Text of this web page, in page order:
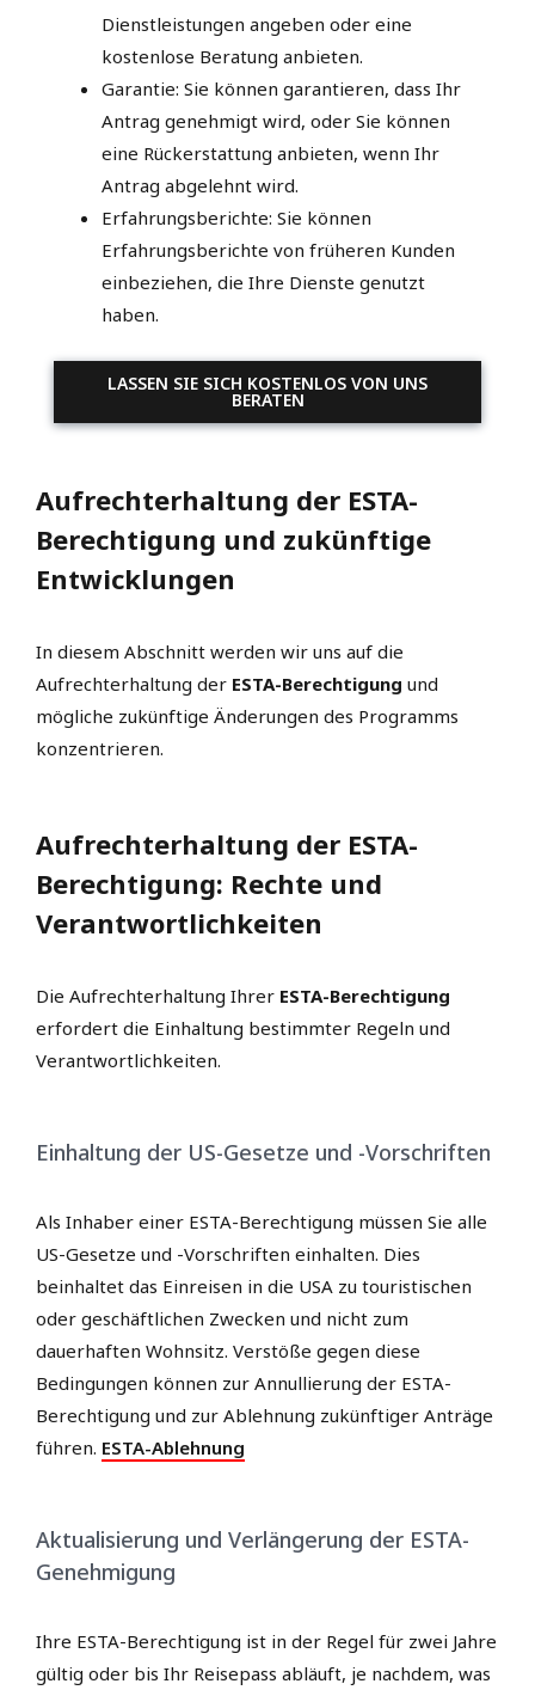
Dienstleistungen angeben oder eine
kostenlose Beratung anbieten.
Garantie: Sie können garantieren, dass Ihr
Antrag genehmigt wird, oder Sie können
eine Rückerstattung anbieten, wenn Ihr
Antrag abgelehnt wird.
Erfahrungsberichte: Sie können
Erfahrungsberichte von früheren Kunden
einbeziehen, die Ihre Dienste genutzt
haben.
LASSEN SIE SICH KOSTENLOS VON UNS
BERATEN
Aufrechterhaltung der ESTA-
Berechtigung und zukünftige
Entwicklungen
In diesem Abschnitt werden wir uns auf die
Aufrechterhaltung der ESTA-Berechtigung und
mögliche zukünftige Änderungen des Programms
konzentrieren.
Aufrechterhaltung der ESTA-
Berechtigung: Rechte und
Verantwortlichkeiten
Die Aufrechterhaltung Ihrer ESTA-Berechtigung
erfordert die Einhaltung bestimmter Regeln und
Verantwortlichkeiten.
Einhaltung der US-Gesetze und -Vorschriften
Als Inhaber einer ESTA-Berechtigung müssen Sie alle
US-Gesetze und -Vorschriften einhalten. Dies
beinhaltet das Einreisen in die USA zu touristischen
oder geschäftlichen Zwecken und nicht zum
dauerhaften Wohnsitz. Verstöße gegen diese
Bedingungen können zur Annullierung der ESTA-
Berechtigung und zur Ablehnung zukünftiger Anträge
führen. ESTA-Ablehnung
Aktualisierung und Verlängerung der ESTA-
Genehmigung
Ihre ESTA-Berechtigung ist in der Regel für zwei Jahre
gültig oder bis Ihr Reisepass abläuft, je nachdem, was